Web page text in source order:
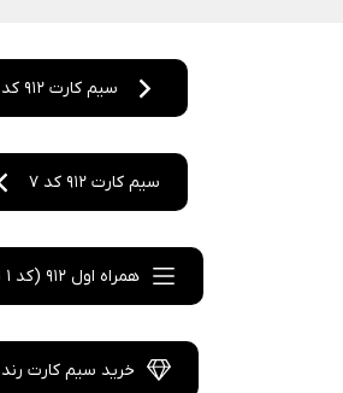
سیم کارت 912 کد 5
سیم کارت 912 کد 7
همراه اول 912 (کد 1 تا 0)
خرید سیم کارت رند 912